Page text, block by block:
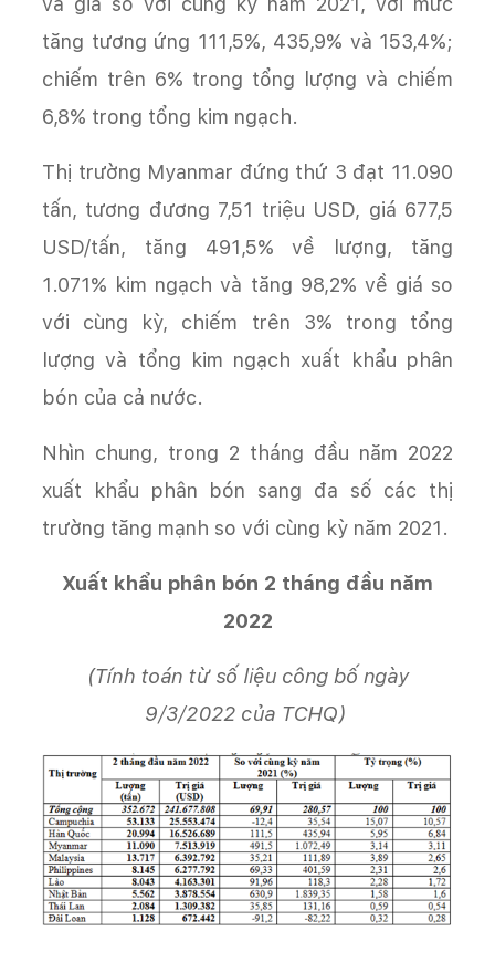
tăng tương ứng 111,5%, 435,9% và 153,4%;
chiếm trên 6% trong tổng lượng và chiếm
6,8% trong tổng kim ngạch.
Thị trường Myanmar đứng thứ 3 đạt 11.090
tấn, tương đương 7,51 triệu USD, giá 677,5
USD/tấn, tăng 491,5% về lượng, tăng
1.071% kim ngạch và tăng 98,2% về giá so
với cùng kỳ, chiếm trên 3% trong tổng
lượng và tổng kim ngạch xuất khẩu phân
bón của cả nước.
Nhìn chung, trong 2 tháng đầu năm 2022
xuất khẩu phân bón sang đa số các thị
trường tăng mạnh so với cùng kỳ năm 2021.
Xuất khẩu phân bón 2 tháng đầu năm
2022
(Tính toán từ số liệu công bố ngày
9/3/2022 của TCHQ)